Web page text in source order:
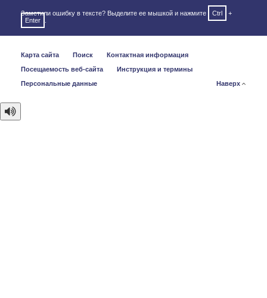
Заметили ошибку в тексте? Выделите ее мышкой и нажмите Ctrl
+
Enter
Карта сайта Поиск
Контактная информация
Посещаемость веб-сайта
Инструкция и термины
Персональные данные
Наверх